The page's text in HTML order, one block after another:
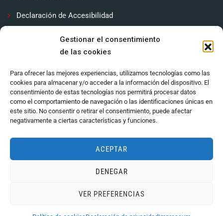
Gestionar el consentimiento
de las cookies
Para ofrecer las mejores experiencias, utilizamos tecnologías como las
cookies para almacenar y/o acceder a la información del dispositivo. El
consentimiento de estas tecnologías nos permitirá procesar datos
como el comportamiento de navegación o las identificaciones únicas en
este sitio. No consentir o retirar el consentimiento, puede afectar
negativamente a ciertas características y funciones.
ACEPTAR
DENEGAR
VER PREFERENCIAS
Declaración de Accesibilidad
Política de cookies (UE)
Ayuntamiento de Córdoba 2024.